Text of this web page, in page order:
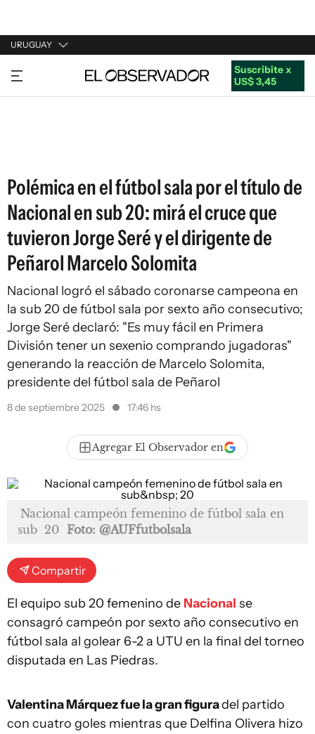
URUGUAY
URUGUAY
ARGENTINA
Suscribite x
US$ 3,45
Polémica en el fútbol sala por el título de
Nacional en sub 20: mirá el cruce que
tuvieron Jorge Seré y el dirigente de
Peñarol Marcelo Solomita
Nacional logró el sábado coronarse campeona en
la sub 20 de fútbol sala por sexto año consecutivo;
Jorge Seré declaró: "Es muy fácil en Primera
División tener un sexenio comprando jugadoras"
generando la reacción de Marcelo Solomita,
presidente del fútbol sala de Peñarol
8 de septiembre 2025 17:46 hs
Agregar El Observador en
Nacional campeón femenino de fútbol sala en
sub 20 Foto: @AUFfutbolsala
Compartir
El equipo sub 20 femenino de Nacional se
consagró campeón por sexto año consecutivo en
fútbol sala al golear 6-2 a UTU en la final del torneo
disputada en Las Piedras.
Valentina Márquez fue la gran figuradel partido
con cuatro goles mientras que Delfina Olivera hizo